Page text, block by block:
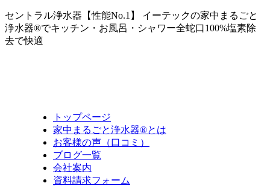
セントラル浄水器【性能No.1】 イーテックの家中まるごと
浄水器®でキッチン・お風呂・シャワー全蛇口100%塩素除
去で快適
トップページ
家中まるごと浄水器®とは
お客様の声（口コミ）
ブログ一覧
会社案内
資料請求フォーム